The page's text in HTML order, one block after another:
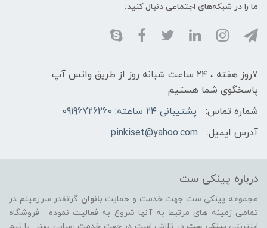
ما را در شبکه‌های اجتماعی دنبال کنید:
7روز هفته ، ۲۴ ساعت شبانه‌ روز از طریق واتس آپ
پاسخگوی شما هستیم
شماره تماس:
پشتیبانی ۲۴ ساعته: 09196726260
آدرس ایمیل:
pinkiset@yahoo.com
درباره پینکی ست
مجموعه پینکی ست جهت خدمت و حمایت بانوان گرانقدر سرزمینم در
تمامی زمینه های مرتبط به آنها شروع به فعالیت نموده . فروشگاه